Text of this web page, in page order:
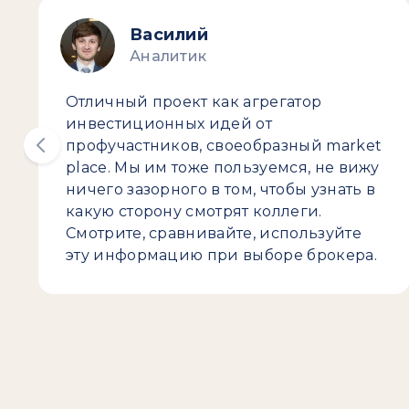
Василий
Аналитик
Отличный проект как агрегатор
инвестиционных идей от
профучастников, своеобразный market
place. Мы им тоже пользуемся, не вижу
ничего зазорного в том, чтобы узнать в
какую сторону смотрят коллеги.
Смотрите, сравнивайте, используйте
эту информацию при выборе брокера.